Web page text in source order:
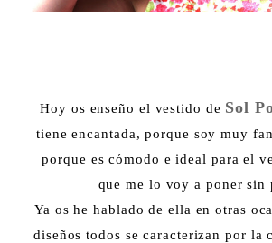
Hoy os enseño el vestido de Sol
tiene encantada, porque soy muy
porque es cómodo e ideal para el
que me lo voy a poner sin
Ya os he hablado de ella en otras
diseños todos se caracterizan por la